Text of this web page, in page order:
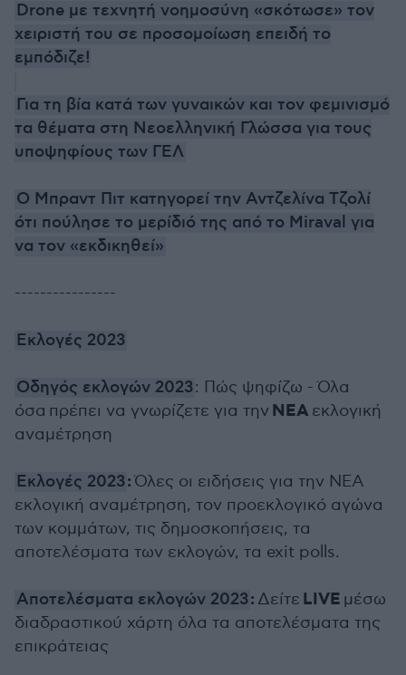
Drone με τεχνητή νοημοσύνη «σκότωσε» τον
χειριστή του σε προσομοίωση επειδή το
εμπόδιζε!
Για τη βία κατά των γυναικών και τον φεμινισμό
τα θέματα στη Νεοελληνική Γλώσσα για τους
υποψηφίους των ΓΕΛ
Ο Μπραντ Πιτ κατηγορεί την Αντζελίνα Τζολί
ότι πούλησε το μερίδιό της από το Miraval για
να τον «εκδικηθεί»
----------------
Εκλογές 2023
Οδηγός εκλογών 2023: Πώς ψηφίζω - Όλα
όσα πρέπει να γνωρίζετε για την ΝΕΑεκλογική
αναμέτρηση
Εκλογές 2023:Όλες οι ειδήσεις για την ΝΕΑ
εκλογική αναμέτρηση, τον προεκλογικό αγώνα
των κομμάτων, τις δημοσκοπήσεις, τα
αποτελέσματα των εκλογών, τα exit polls.
Αποτελέσματα εκλογών 2023: Δείτε LIVE μέσω
διαδραστικού χάρτη όλα τα αποτελέσματα της
επικράτειας